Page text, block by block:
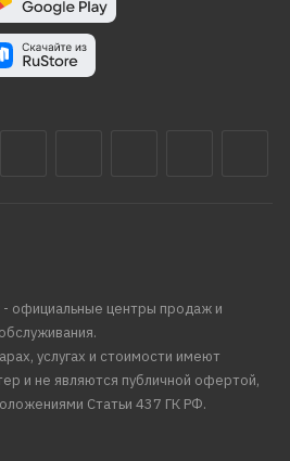
официальные центры продаж и
обслуживания.
услугах и стоимости имеют
и не являются публичной офертой,
Статьи 437 ГК РФ.